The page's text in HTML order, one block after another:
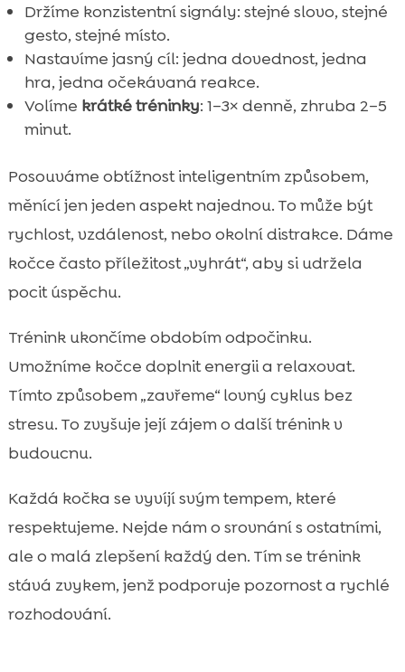
Držíme konzistentní signály: stejné slovo, stejné
gesto, stejné místo.
Nastavíme jasný cíl: jedna dovednost, jedna
hra, jedna očekávaná reakce.
Volíme krátké tréninky: 1–3× denně, zhruba 2–5
minut.
Posouváme obtížnost inteligentním způsobem,
měnící jen jeden aspekt najednou. To může být
rychlost, vzdálenost, nebo okolní distrakce. Dáme
kočce často příležitost „vyhrát“, aby si udržela
pocit úspěchu.
Trénink ukončíme obdobím odpočinku.
Umožníme kočce doplnit energii a relaxovat.
Tímto způsobem „zavřeme“ lovný cyklus bez
stresu. To zvyšuje její zájem o další trénink v
budoucnu.
Každá kočka se vyvíjí svým tempem, které
respektujeme. Nejde nám o srovnání s ostatními,
ale o malá zlepšení každý den. Tím se trénink
stává zvykem, jenž podporuje pozornost a rychlé
rozhodování.